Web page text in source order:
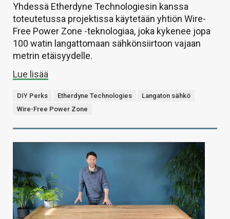
Yhdessä Etherdyne Technologiesin kanssa
toteutetussa projektissa käytetään yhtiön Wire-
Free Power Zone -teknologiaa, joka kykenee jopa
100 watin langattomaan sähkönsiirtoon vajaan
metrin etäisyydelle.
Lue lisää
DIY Perks Etherdyne Technologies
Langaton sähkö
Wire-Free Power Zone